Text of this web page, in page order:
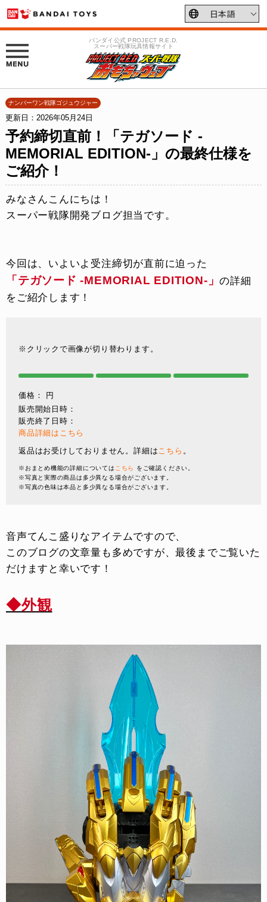
バンダイ公式 PROJECT R.E.D.
スーパー戦隊玩具情報サイト
更新日：2026年05月24日
ナンバーワン戦隊ゴジュウジャー
予約締切直前！「テガソード -
MEMORIAL EDITION-」の最終仕様を
ご紹介！
みなさんこんにちは！
スーパー戦隊開発ブログ担当です。
今回は、いよいよ受注締切が直前に迫った
「テガソード -MEMORIAL EDITION-」の詳細
をご紹介します！
※クリックで画像が切り替わります。
価格：
円
販売開始日時：
販売終了日時：
商品詳細はこちら
返品はお受けしておりません。詳細はこちら 。
※おまとめ機能の詳細については こちら
をご確認ください。
※写真と実際の商品は多少異なる場合がございます。
※写真の色味は本品と多少異なる場合がございます。
音声てんこ盛りなアイテムですので、
このブログの文章量も多めですが、最後までご覧いた
だけますと幸いです！
◆外観